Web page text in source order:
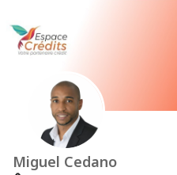
Miguel Cedano